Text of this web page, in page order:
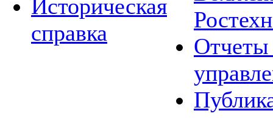
Историческая
справка
Отчеты